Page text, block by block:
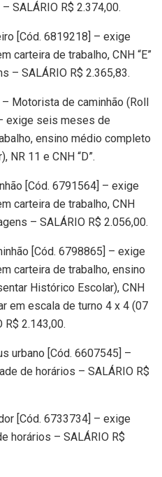
SALÁRIO R$ 2.374,00.
[Cód. 6819218] – exige
carteira de trabalho, CNH “E”
– SALÁRIO R$ 2.365,83.
Motorista de caminhão (Roll
exige seis meses de
ensino médio completo
NR 11 e CNH “D”.
[Cód. 6791564] – exige
carteira de trabalho, CNH
– SALÁRIO R$ 2.056,00.
[Cód. 6798865] – exige
carteira de trabalho, ensino
Histórico Escolar), CNH
em escala de turno 4 x 4 (07
R$ 2.143,00.
urbano [Cód. 6607545] –
de horários – SALÁRIO R$
[Cód. 6733734] – exige
horários – SALÁRIO R$